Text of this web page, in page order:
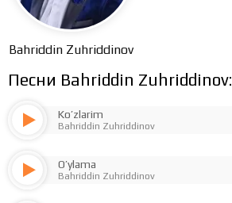
Bahriddin Zuhriddinov
Песни Bahriddin Zuhriddinov:
Ko’zlarim
Bahriddin Zuhriddinov
O’ylama
Bahriddin Zuhriddinov